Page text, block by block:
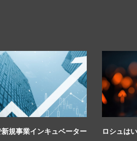
規事業インキュベーター
ロシュは